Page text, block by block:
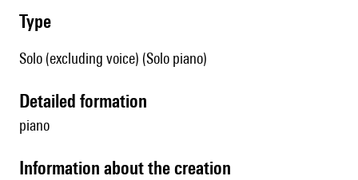
type
Solo (excluding voice) (Solo piano)
detailed formation
piano
information about the creation